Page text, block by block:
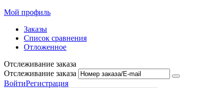
Мой профиль
Заказы
Список сравнения
Отложенное
Отслеживание заказа
Отслеживание заказа
ВойтиРегистрация